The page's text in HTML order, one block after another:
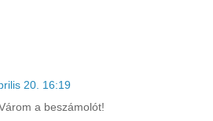
20. 16:19
a beszámolót!